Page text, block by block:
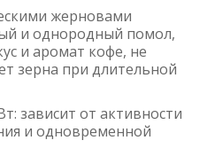
жерновами
и однородный помол,
и аромат кофе, не
зерна при длительной
зависит от активности
и одновременной